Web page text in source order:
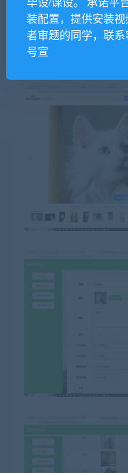
装配置，提供安装
者审题的同学，联
号宣